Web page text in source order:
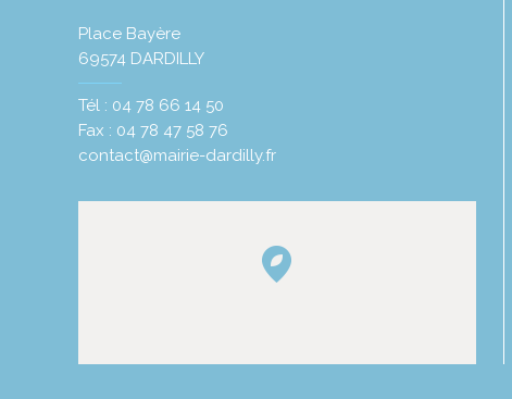
Place Bayère
69574 DARDILLY
Tél : 04 78 66 14 50
Fax : 04 78 47 58 76
contact@mairie-dardilly.fr